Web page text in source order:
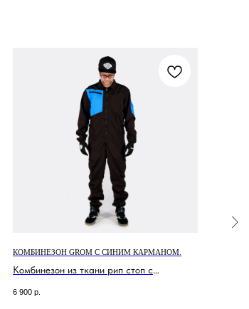
КОМБИНЕЗОН GROM С СИНИМ КАРМАНОМ.
Комбинезон из ткани рип стоп с
6 900 р.